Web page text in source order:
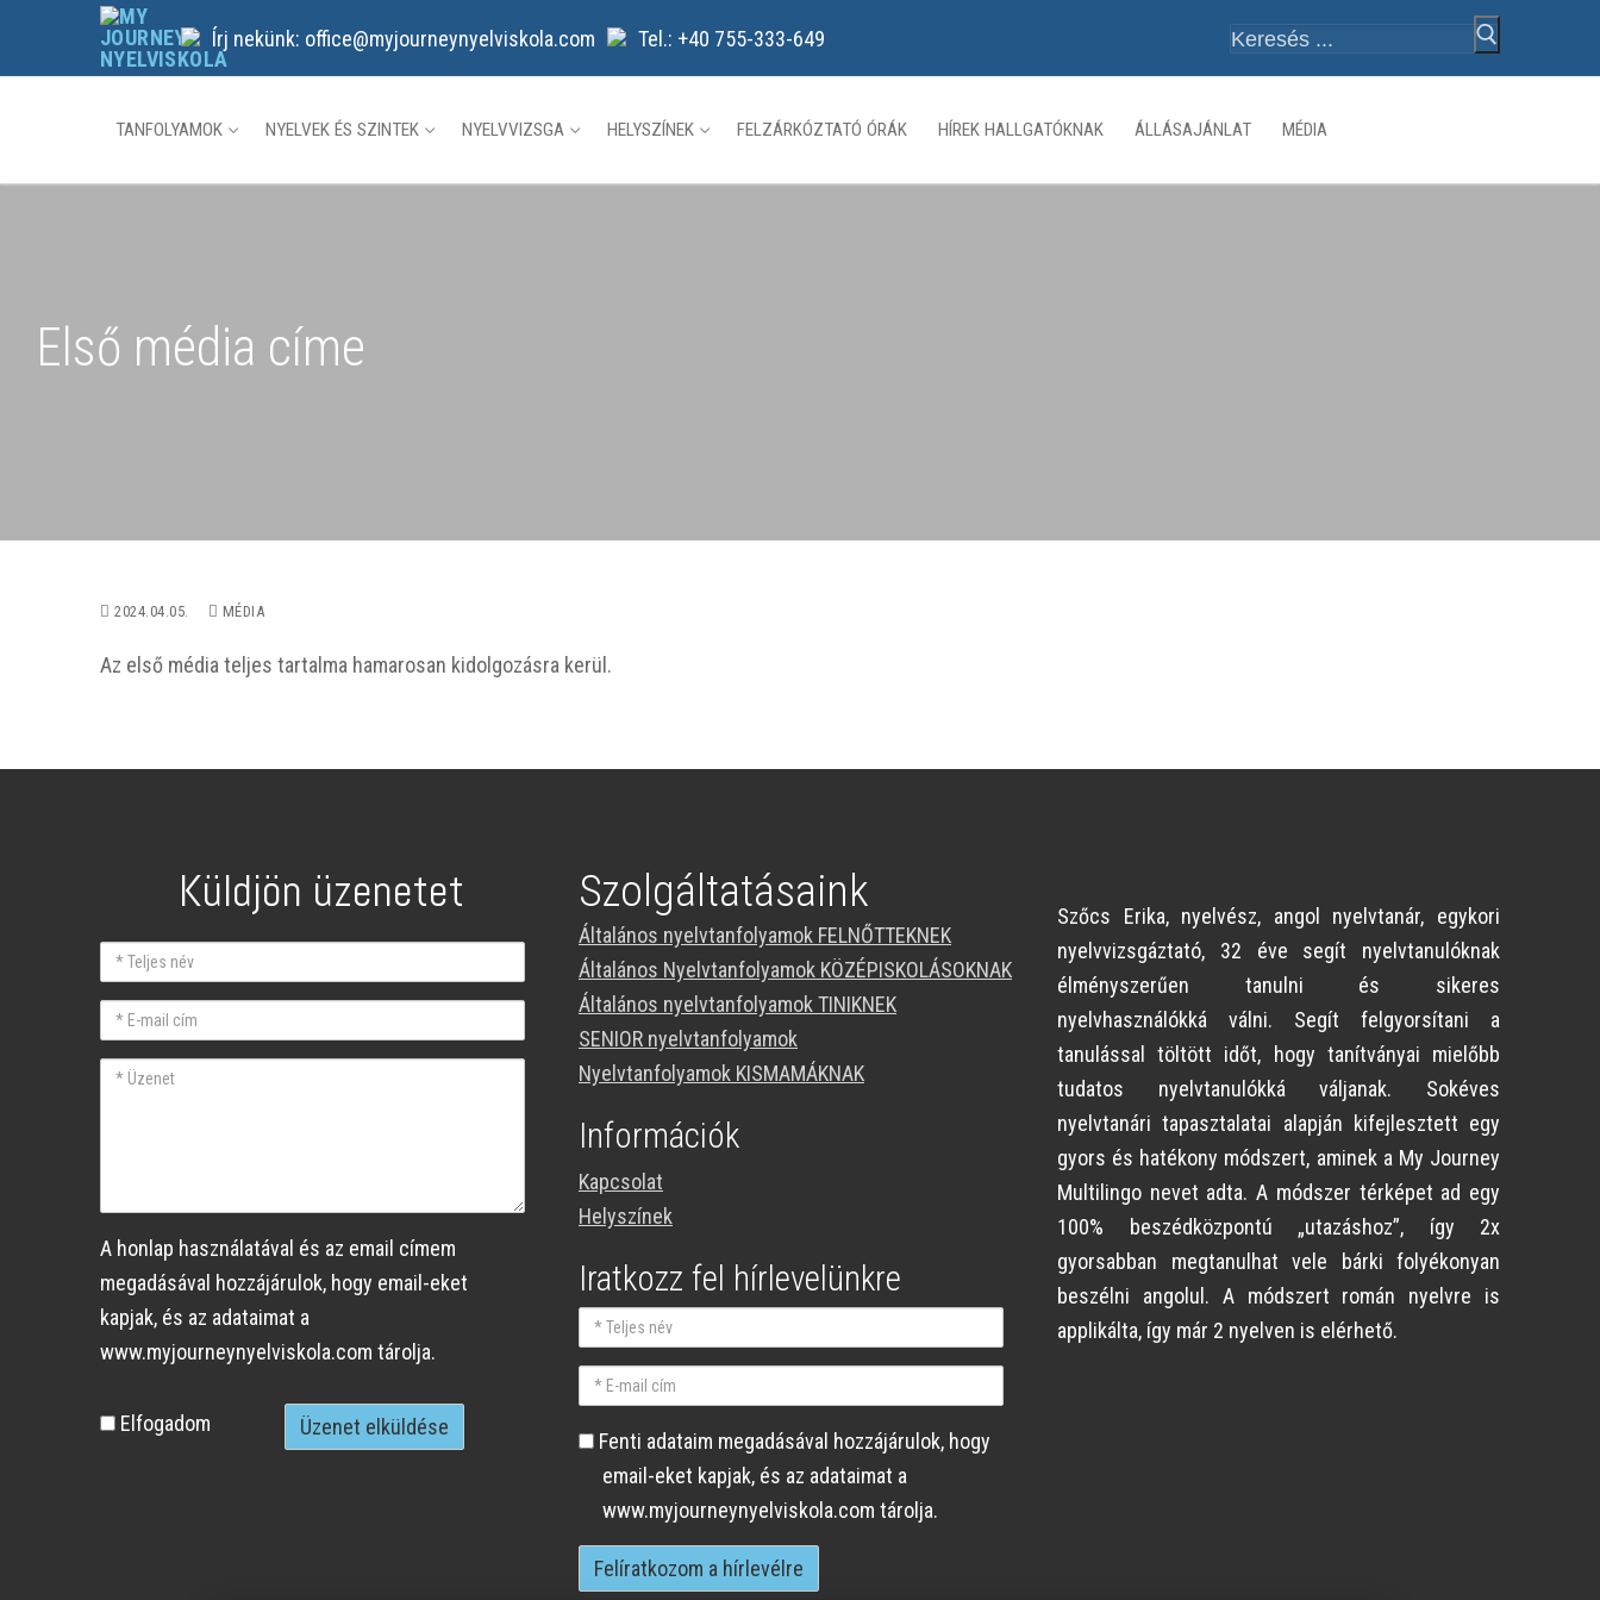
Írj nekünk: office@myjourneynyelviskola.com Tel.: +40 755-333-649 Keresése:
TANFOLYAMOK NYELVEK ÉS SZINTEK NYELVVIZSGA HELYSZÍNEK FELZÁRKÓZTATÓ ÓRÁK HÍREK HALLGATÓKNAK ÁLLÁSAJÁNLAT MÉDIA
Első média címe
2024.04.05. MÉDIA
Az első média teljes tartalma hamarosan kidolgozásra kerül.
Küldjön üzenetet
Teljes
E-
Üzenet
A honlap használatával és az email címem
megadásával hozzájárulok, hogy email-eket
kapjak, és az adataimat a
www.myjourneynyelviskola.com tárolja.
Személyes
Elfogadom
Szolgáltatásaink
Általános nyelvtanfolyamok FELNŐTTEKNEK
Általános Nyelvtanfolyamok KÖZÉPISKOLÁSOKNAK
Általános nyelvtanfolyamok TINIKNEK
SENIOR nyelvtanfolyamok
Nyelvtanfolyamok KISMAMÁKNAK
Információk
Kapcsolat
Helyszínek
Iratkozz fel hírlevelünkre
Teljes
E-
cím
Fenti
adataim
megadásával
hozzájárulok,
hogy
Fenti adataim megadásával hozzájárulok, hogy
email-eket kapjak, és az adataimat a
www.myjourneynyelviskola.com tárolja.
Szőcs Erika, nyelvész, angol nyelvtanár, egykori
nyelvvizsgáztató, 32 éve segít nyelvtanulóknak
élményszerűen tanulni és sikeres
nyelvhasználókká válni. Segít felgyorsítani a
tanulással töltött időt, hogy tanítványai mielőbb
tudatos nyelvtanulókká váljanak. Sokéves
nyelvtanári tapasztalatai alapján kifejlesztett egy
gyors és hatékony módszert, aminek a My Journey
Multilingo nevet adta. A módszer térképet ad egy
100% beszédközpontú „utazáshoz”, így 2x
gyorsabban megtanulhat vele bárki folyékonyan
beszélni angolul. A módszert román nyelvre is
applikálta, így már 2 nyelven is elérhető.